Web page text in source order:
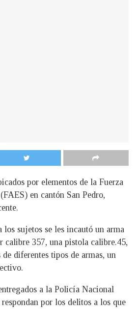
por elementos de la Fuerza
en cantón San Pedro,
sujetos se les incautó un arma
calibre 357, una pistola calibre.45,
de diferentes tipos de armas, un
a la Policía Nacional
por los delitos a los que